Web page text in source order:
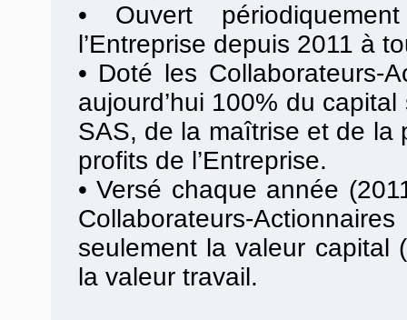
• Ouvert
l’Entreprise depuis 2011 à
• Doté les Collaborateurs-
aujourd’hui 100% du
SAS, de la maîtrise et de la
profits de l’Entreprise.
• Versé chaque année
Collaborateurs-
seulement la valeur capital
la valeur travail.